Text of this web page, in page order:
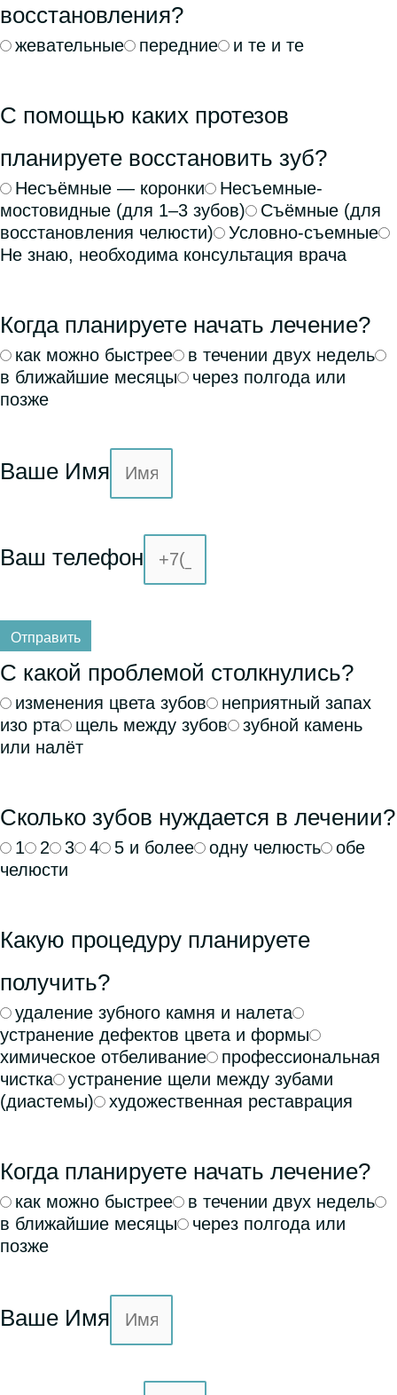
восстановления?
жевательные передние и те и те
С помощью каких протезов
планируете восстановить зуб?
Несъёмные — коронки
Несъемные-
мостовидные (для 1–3 зубов)
Съёмные (для
восстановления челюсти)
Условно-съемные
Не знаю, необходима консультация врача
Когда планируете начать лечение?
как можно быстрее
в течении двух недель
в ближайшие месяцы
через полгода или
позже
Ваше Имя
Ваш телефон
Отправить
С какой проблемой столкнулись?
изменения цвета зубов
неприятный запах
изо рта
щель между зубов
зубной камень
или налёт
Сколько зубов нуждается в лечении?
1 2 3 4 5 и более одну челюсть
обе
челюсти
Какую процедуру планируете
получить?
удаление зубного камня и налета
устранение дефектов цвета и формы
химическое отбеливание
профессиональная
чистка
устранение щели между зубами
(диастемы)
художественная реставрация
Когда планируете начать лечение?
как можно быстрее
в течении двух недель
в ближайшие месяцы
через полгода или
позже
Ваше Имя